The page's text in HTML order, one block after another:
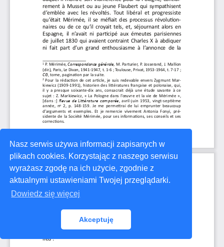
Nasz serwis używa informacji zapisanych w
plikach cookies. Korzystając z naszego serwisu
wyrażasz zgodę na ich użycie, zgodnie z
aktualnymi ustawieniami Twojej przeglądarki.
Dowiedz się więcej
Akceptuję